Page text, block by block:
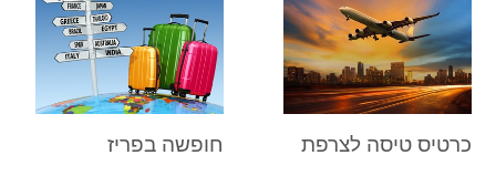
כרטיס טיסה לצרפת חופשה בפריז